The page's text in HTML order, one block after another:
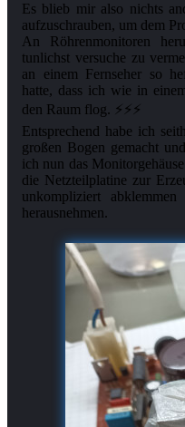
Es blieb mir also nichts
aufzuschrauben, um dem
An Röhrenmonitoren
tunlichst versuche zu
an einem Fernseher so
hatte, dass ich wie in
den Raum flog. ⚡⚡⚡
Entsprechend habe ich
großen Bogen gemacht
ich nun das
die Netzteilplatine zur
unkompliziert